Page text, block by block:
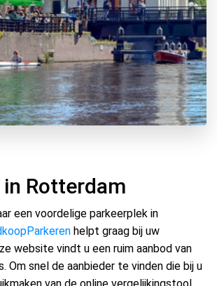
Rotterdam
een voordelige parkeerplek in
helpt graag bij uw
website vindt u een ruim aanbod van
Om snel de aanbieder te vinden die bij u
van de online vergelijkingstool.